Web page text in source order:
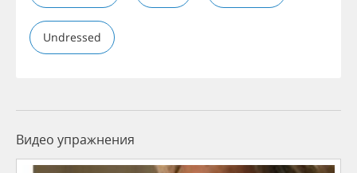
Undressed
Видео упражнения